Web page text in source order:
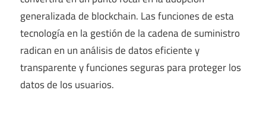
generalizada de blockchain. Las funciones de esta
tecnología en la gestión de la cadena de suministro
radican en un análisis de datos eficiente y
transparente y funciones seguras para proteger los
datos de los usuarios.